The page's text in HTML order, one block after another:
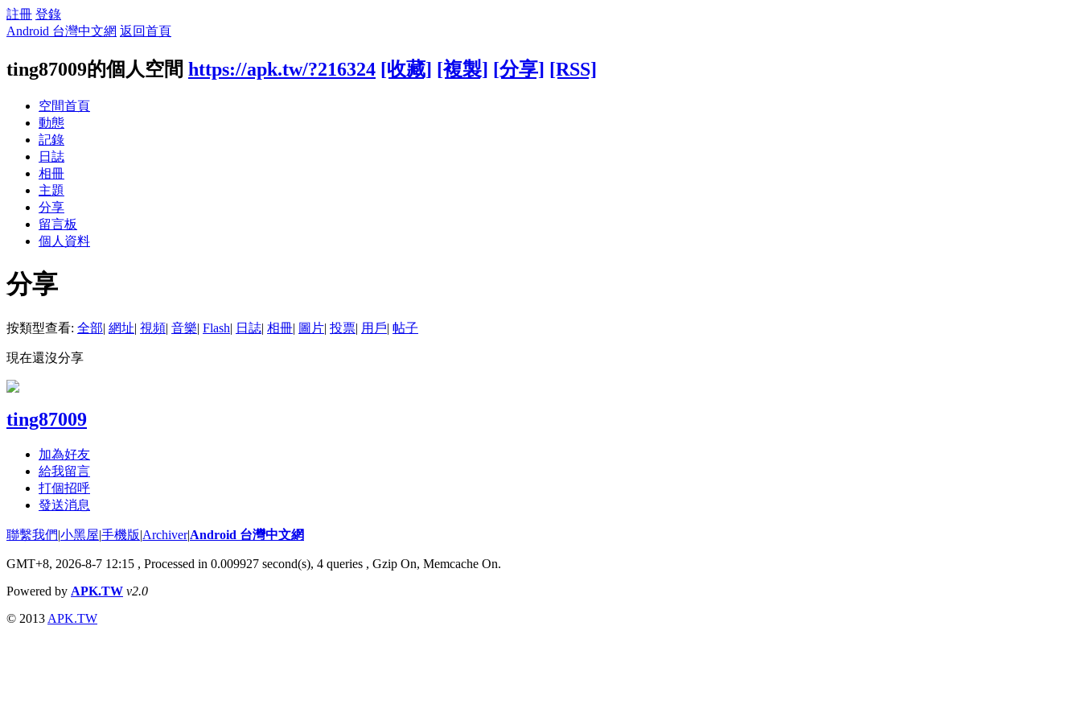
註冊 登錄
Android 台灣中文網 返回首頁
ting87009的個人空間 https://apk.tw/?216324 [收藏] [複製] [分享] [RSS]
空間首頁
動態
記錄
日誌
相冊
主題
分享
留言板
個人資料
分享
按類型查看: 全部| 網址| 視頻| 音樂| Flash| 日誌| 相冊| 圖片| 投票| 用戶| 帖子
現在還沒分享
ting87009
加為好友
給我留言
打個招呼
發送消息
聯繫我們|小黑屋|手機版|Archiver|Android 台灣中文網
GMT+8, 2026-8-7 12:15 , Processed in 0.009927 second(s), 4 queries , Gzip On, Memcache On.
Powered by APK.TW v2.0
© 2013 APK.TW